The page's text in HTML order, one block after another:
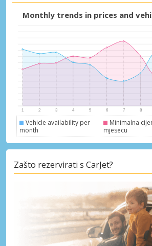
Monthly trends in prices and
Vehicle availability per
month
Minimalna
mjesecu
Zašto rezervirati s CarJet?